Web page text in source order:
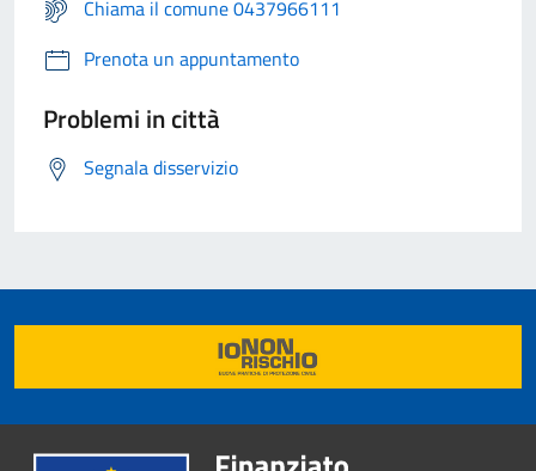
Chiama il comune 0437966111
Prenota un appuntamento
Problemi in città
Segnala disservizio